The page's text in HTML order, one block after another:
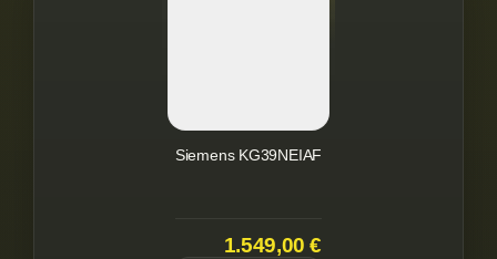
Siemens KG39NEIAF
1.549,00 €